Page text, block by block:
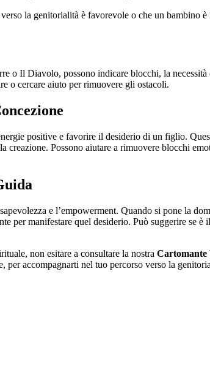
la genitorialità è favorevole o che un bambino
o Il Diavolo, possono indicare blocchi, la
o cercare aiuto per rimuovere gli ostacoli.
positive e favorire il desiderio di un figlio.
Possono aiutare a rimuovere blocchi
e l’empowerment. Quando si pone la
per manifestare quel desiderio. Può suggerire se
non esitare a consultare la nostra Cartomante
per accompagnarti nel tuo percorso verso la